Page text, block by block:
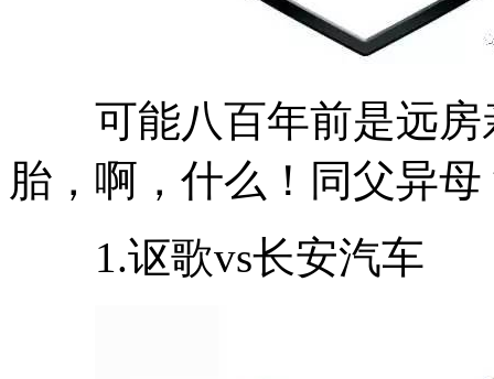
可能八百年前是远房
胎，啊，什么！同父异母
1.讴歌vs长安汽车